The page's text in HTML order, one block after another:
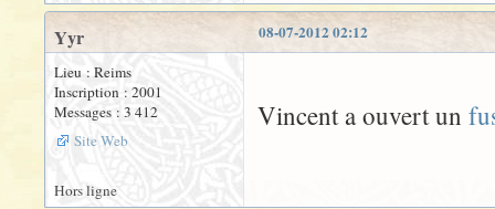
08-07-2012 02:12
Yyr
Lieu : Reims
Inscription : 2001
Messages : 3 412
Site Web
Vincent a ouvert un
Hors ligne